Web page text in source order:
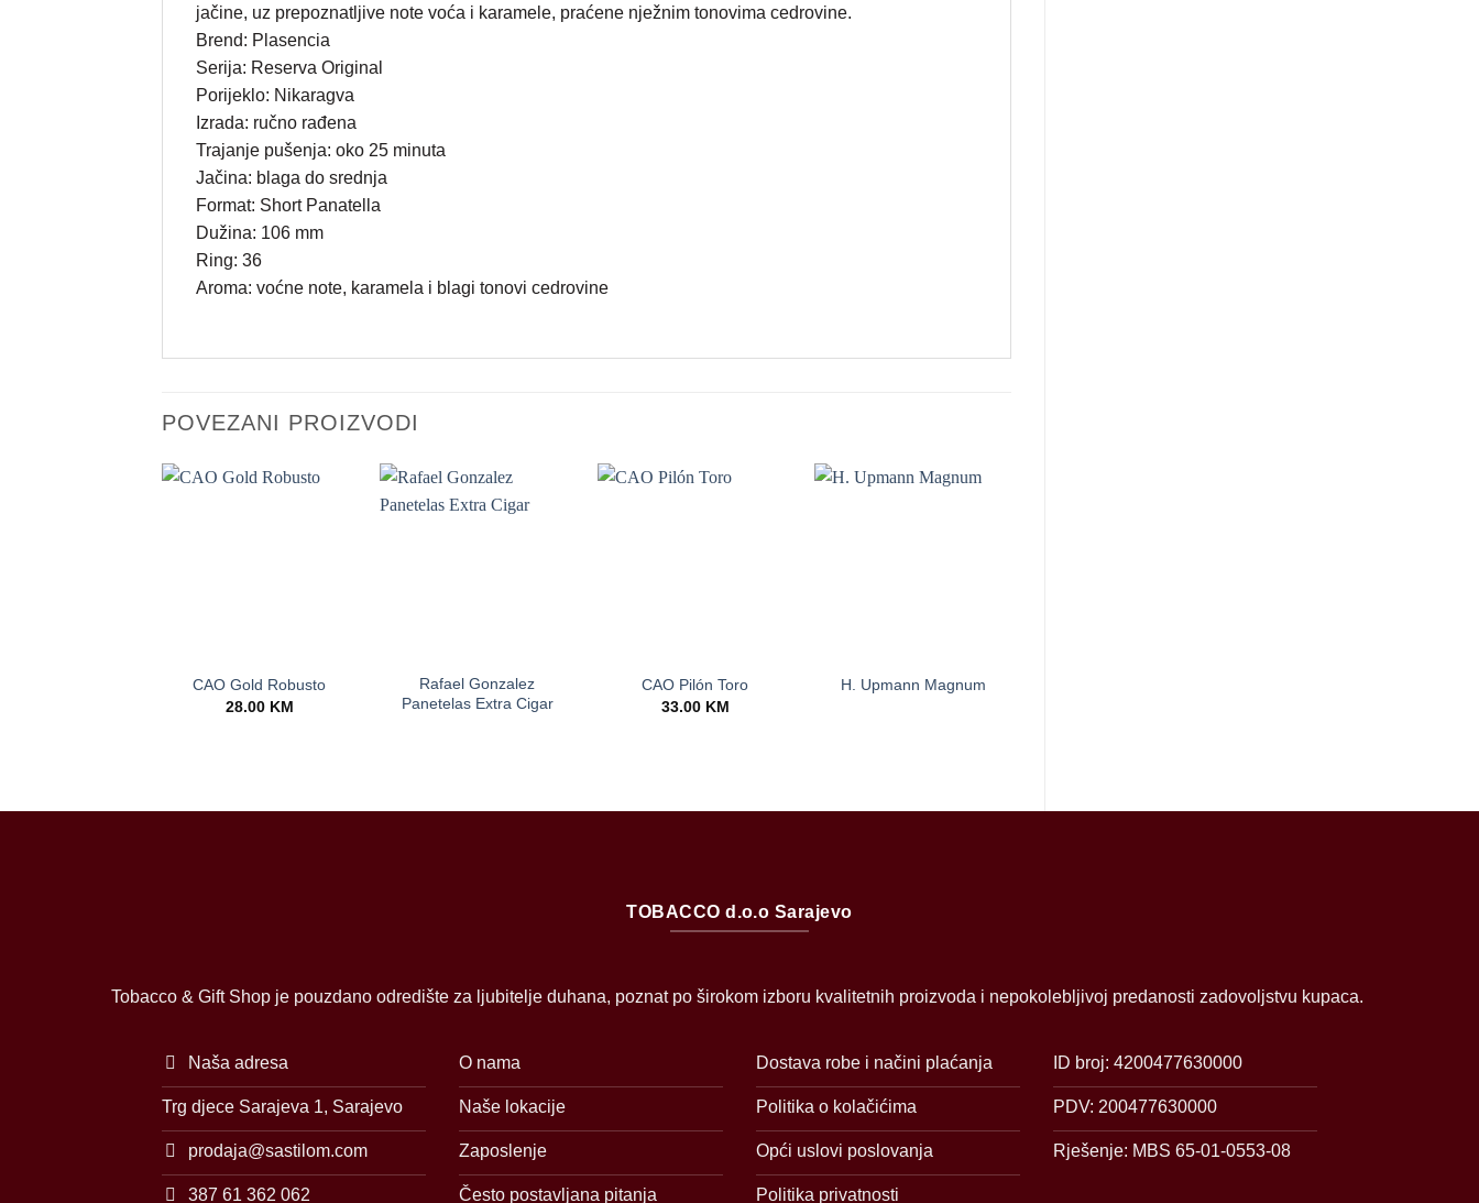
jačine, uz prepoznatljive note voća i karamele, praćene nježnim tonovima cedrovine.
Brend: Plasencia
Serija: Reserva Original
Porijeklo: Nikaragva
Izrada: ručno rađena
Trajanje pušenja: oko 25 minuta
Jačina: blaga do srednja
Format: Short Panatella
Dužina: 106 mm
Ring: 36
Aroma: voćne note, karamela i blagi tonovi cedrovine
POVEZANI PROIZVODI
CAO Gold Robusto
28.00 KM
Rafael Gonzalez
Panetelas Extra Cigar
CAO Pilón Toro
33.00 KM
H. Upmann Magnum
TOBACCO d.o.o Sarajevo
Tobacco & Gift Shop je pouzdano odredište za ljubitelje duhana, poznat po širokom izboru kvalitetnih proizvoda i nepokolebljivoj predanosti zadovoljstvu kupaca.
Naša adresa
Trg djece Sarajeva 1, Sarajevo
prodaja@sastilom.com
387 61 362 062
O nama
Naše lokacije
Zaposlenje
Često postavljana pitanja
Dostava robe i načini plaćanja
Politika o kolačićima
Opći uslovi poslovanja
Politika privatnosti
ID broj: 4200477630000
PDV: 200477630000
Rješenje: MBS 65-01-0553-08